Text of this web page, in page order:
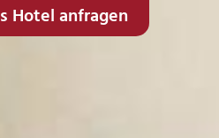
Hotel anfragen